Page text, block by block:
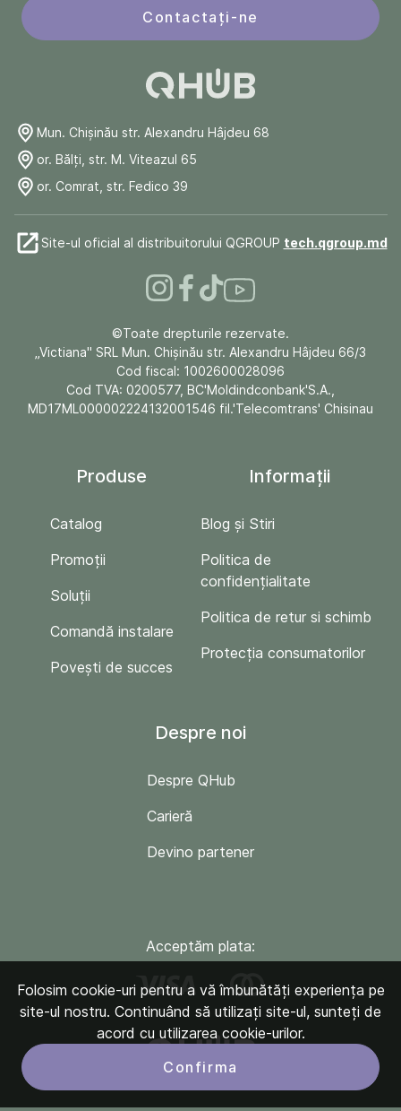
Contactați-ne
Mun. Chişinău str. Alexandru Hâjdeu 68
or. Bălți, str. M. Viteazul 65
or. Comrat, str. Fedico 39
Site-ul oficial al distribuitorului QGROUP tech.qgroup.md
©Toate drepturile rezervate.
„Victiana" SRL Mun. Chişinău str. Alexandru Hâjdeu 66/3
Cod fiscal: 1002600028096
Cod TVA: 0200577, BC'Moldindconbank'S.A.,
MD17ML000002224132001546 fil.'Telecomtrans' Chisinau
Produse
Catalog
Promoții
Soluții
Comandă instalare
Povești de succes
Informații
Blog și Stiri
Politica de
confidențialitate
Politica de retur si schimb
Protecția consumatorilor
Despre noi
Despre QHub
Carieră
Devino partener
Acceptăm plata:
Folosim cookie-uri pentru a vă îmbunătăți experiența pe
site-ul nostru. Continuând să utilizați site-ul, sunteți de
acord cu utilizarea cookie-urilor.
Confirma